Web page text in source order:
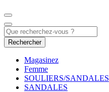
Rechercher
Magasinez
Femme
SOULIERS/SANDALES
SANDALES